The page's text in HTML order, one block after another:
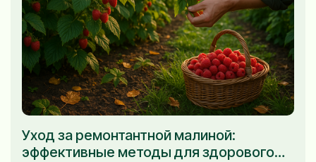
Уход за ремонтантной малиной:
эффективные методы для здорового